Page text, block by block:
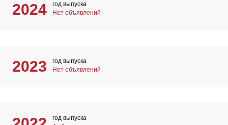
2024
год выпуска
Нет объявлений
2023
год выпуска
Нет объявлений
год выпуска